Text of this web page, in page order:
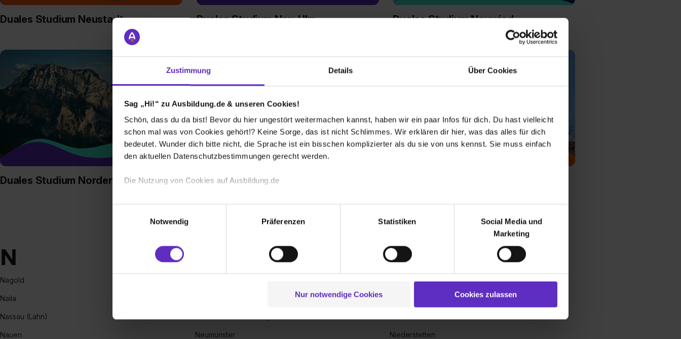
Zustimmung Details Über Cookies
Sag „Hi!“ zu Ausbildung.de & unseren Cookies!
Schön, dass du da bist! Bevor du hier ungestört weitermachen kannst, haben wir ein paar Infos für dich. Du hast vielleicht
schon mal was von Cookies gehört!? Keine Sorge, das ist nicht Schlimmes. Wir erklären dir hier, was das alles für dich
bedeutet. Wunder dich bitte nicht, die Sprache ist ein bisschen komplizierter als du sie von uns kennst. Sie muss einfach
den aktuellen Datenschutzbestimmungen gerecht werden.
Die Nutzung von Cookies auf Ausbildung.de
Wir verwenden Cookies zur technischen Funktion unserer Webseite („Notwendig“), um von dir bei Benutzung der
Webseite getroffenen Einstellungen zu speichern ( „Präferenzen“), die Zugriffe auf unsere Webseite zu analysieren
(„Statistiken“), um Informationen zu deiner Verwendung unserer Website an unsere Partner für soziale Medien, Werbung
Partner führen diese Informationen möglicherweise mit weiteren Daten zusammen, die du ihnen bereitgestellt hast oder die
zu. . In diesem Fall sowie bei der separaten Aktivierung von „Social Media und Marketing“ bist du auch damit
Notwendig
Präferenzen Statistiken
Social Media und
Marketing
Nur notwendige Cookies Cookies zulassen
Duales Studium Neustadt Duales Studium Neu-Ulm Duales Studium Neuwied
Duales Studium Norden Duales Studium Nordhorn
N
Nagold
Naila
Nassau (Lahn)
Nauen Neumünster
Niederkassel
Niederstetten